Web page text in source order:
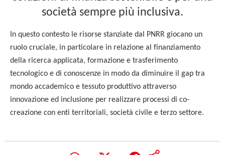
società sempre più inclusiva.
In questo contesto le risorse stanziate dal PNRR giocano un
ruolo cruciale, in particolare in relazione al finanziamento
della ricerca applicata, formazione e trasferimento
tecnologico e di conoscenze in modo da diminuire il gap tra
mondo accademico e tessuto produttivo attraverso
innovazione ed inclusione per realizzare processi di co-
creazione con enti territoriali, società civile e terzo settore.